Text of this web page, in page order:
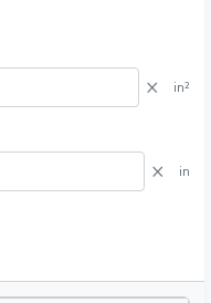
× in²
× in